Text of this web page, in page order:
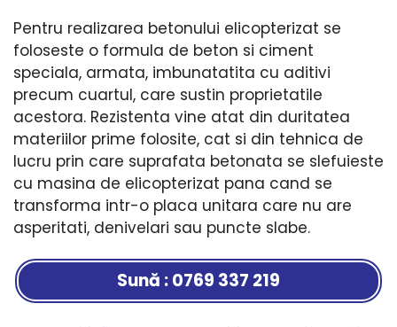
Pentru realizarea betonului elicopterizat se
foloseste o formula de beton si ciment
speciala, armata, imbunatatita cu aditivi
precum cuartul, care sustin proprietatile
acestora. Rezistenta vine atat din duritatea
materiilor prime folosite, cat si din tehnica de
lucru prin care suprafata betonata se slefuieste
cu masina de elicopterizat pana cand se
transforma intr-o placa unitara care nu are
asperitati, denivelari sau puncte slabe.
Sună : 0769 337 219